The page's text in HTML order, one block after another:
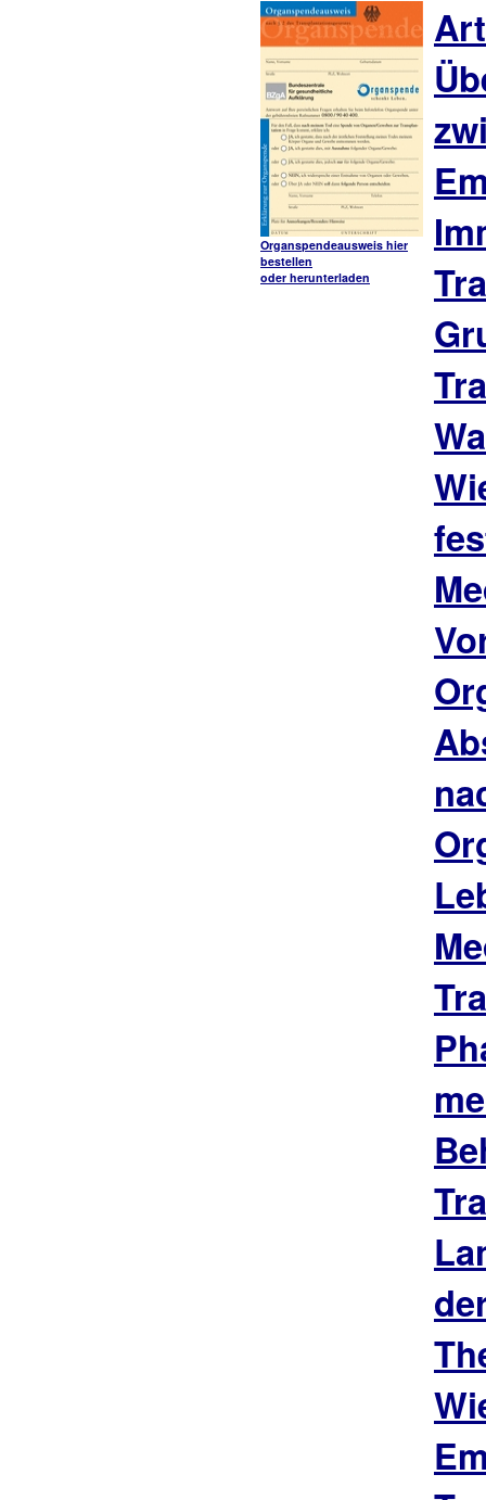
Organspendeausweis hier
bestellen
oder herunterladen